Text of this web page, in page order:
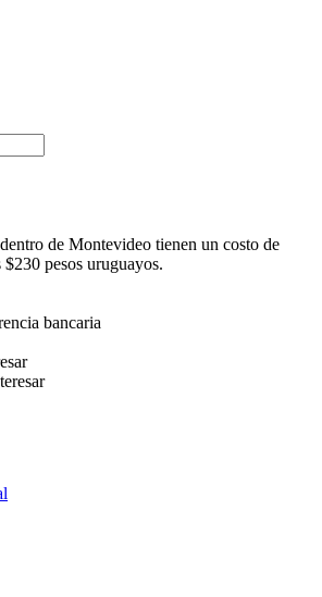
de Montevideo tienen un costo de
pesos uruguayos.
bancaria